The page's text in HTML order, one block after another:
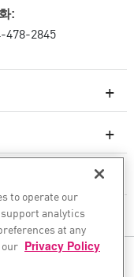
:
478-2845
to operate our
analytics
at any
Privacy Policy